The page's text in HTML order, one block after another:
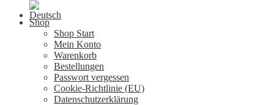
Shop
Shop Start
Mein Konto
Warenkorb
Bestellungen
Passwort vergessen
Cookie-Richtlinie (EU)
Datenschutzerklärung